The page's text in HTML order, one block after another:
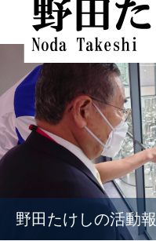
野田たけしの活動
HOME
プロフィール
ふるさとでの実績
政策